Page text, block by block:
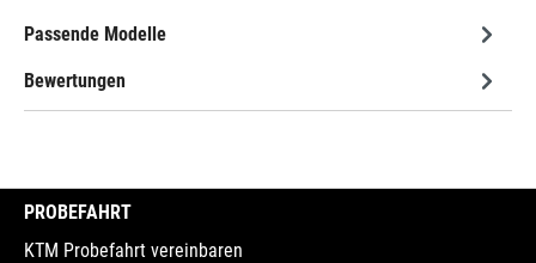
Passende Modelle
Bewertungen
PROBEFAHRT
KTM Probefahrt vereinbaren